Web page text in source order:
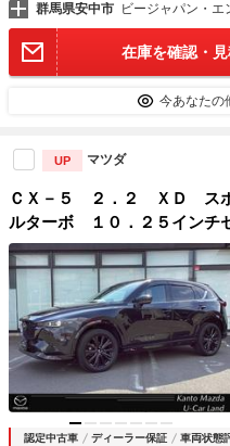
群馬県安中市 ビージャパン・エ
在庫を確認・
今あなたの
UP マツダ
ＣＸ－５ ２．２ ＸＤ ス
ルターボ １０．２５インチ
ューモニター ２カメラドラ
ティブクルーズコントロー
発進抑制制御 ブラインドス
認定中古車 ディーラー保証 車両状態